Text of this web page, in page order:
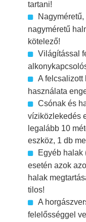
tartani!
nagyméretű
kötelező!
Világítással
A felcsalizott
használata
Csónak és
víziközlekedés
legalább 10
eszköz, 1 db
Egyéb halak
esetén azok
halak
tilos!
A
felelősséggel